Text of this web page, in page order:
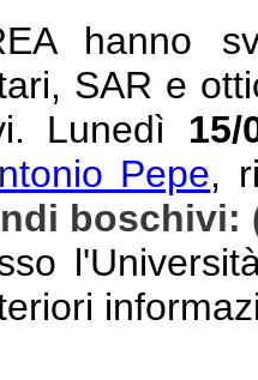
hanno
SAR e
Lunedì 15/
Pepe,
boschivi: